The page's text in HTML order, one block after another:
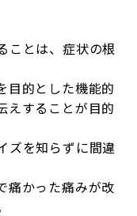
ことは、症状の根
目的とした機能的
えすることが目的
ズを知らずに間違
痛かった痛みが改